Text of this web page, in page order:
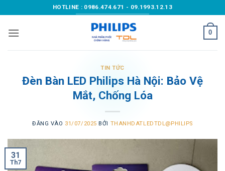
qua
nội
HOTLINE : 0986.474.671 - 09.1993.12.13
0
TIN TỨC
Đèn Bàn LED Philips Hà Nội: Bảo Vệ
Mắt, Chống Lóa
ĐĂNG VÀO 31/07/2025 BỞI THANHDATLEDTDL@PHILIPS
31
Th7